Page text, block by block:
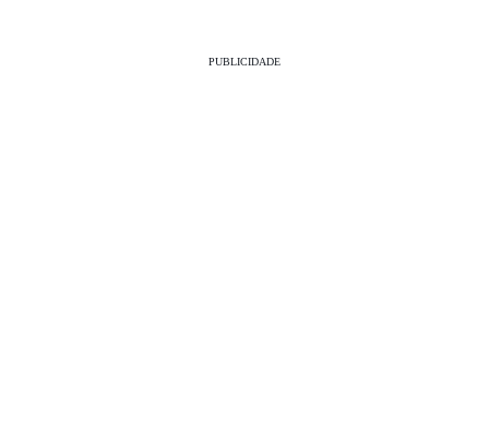
PUBLICIDADE